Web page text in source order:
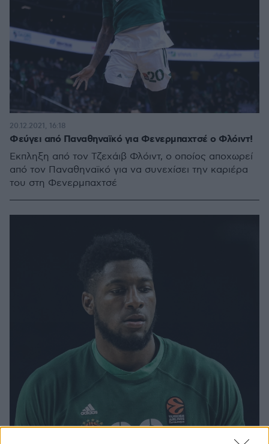
Φεύγει από Παναθηναϊκό για Φενερμπαχτσέ ο Φλόιντ!
Έκπληξη από τον Τζεχάιβ Φλόιντ, ο οποίος αποχωρεί
από τον Παναθηναϊκό για να συνεχίσει την καριέρα
του στη Φενερμπαχτσέ
20.12.2021, 16:18